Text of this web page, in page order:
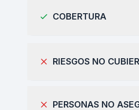
COBERTURA
RIESGOS NO
PERSONAS NO